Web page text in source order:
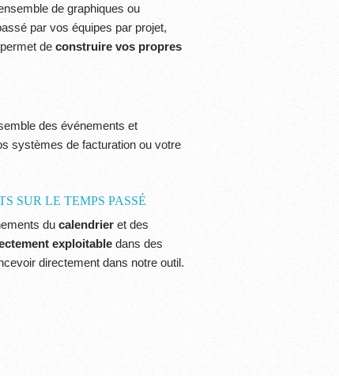
de graphiques ou
par vos équipes par projet,
deconstruire vos propres
des événements et
systèmes de facturation ou votre
SUR LE TEMPS PASSÉ
ducalendrieret des
exploitable dans des
directement dans notre outil.